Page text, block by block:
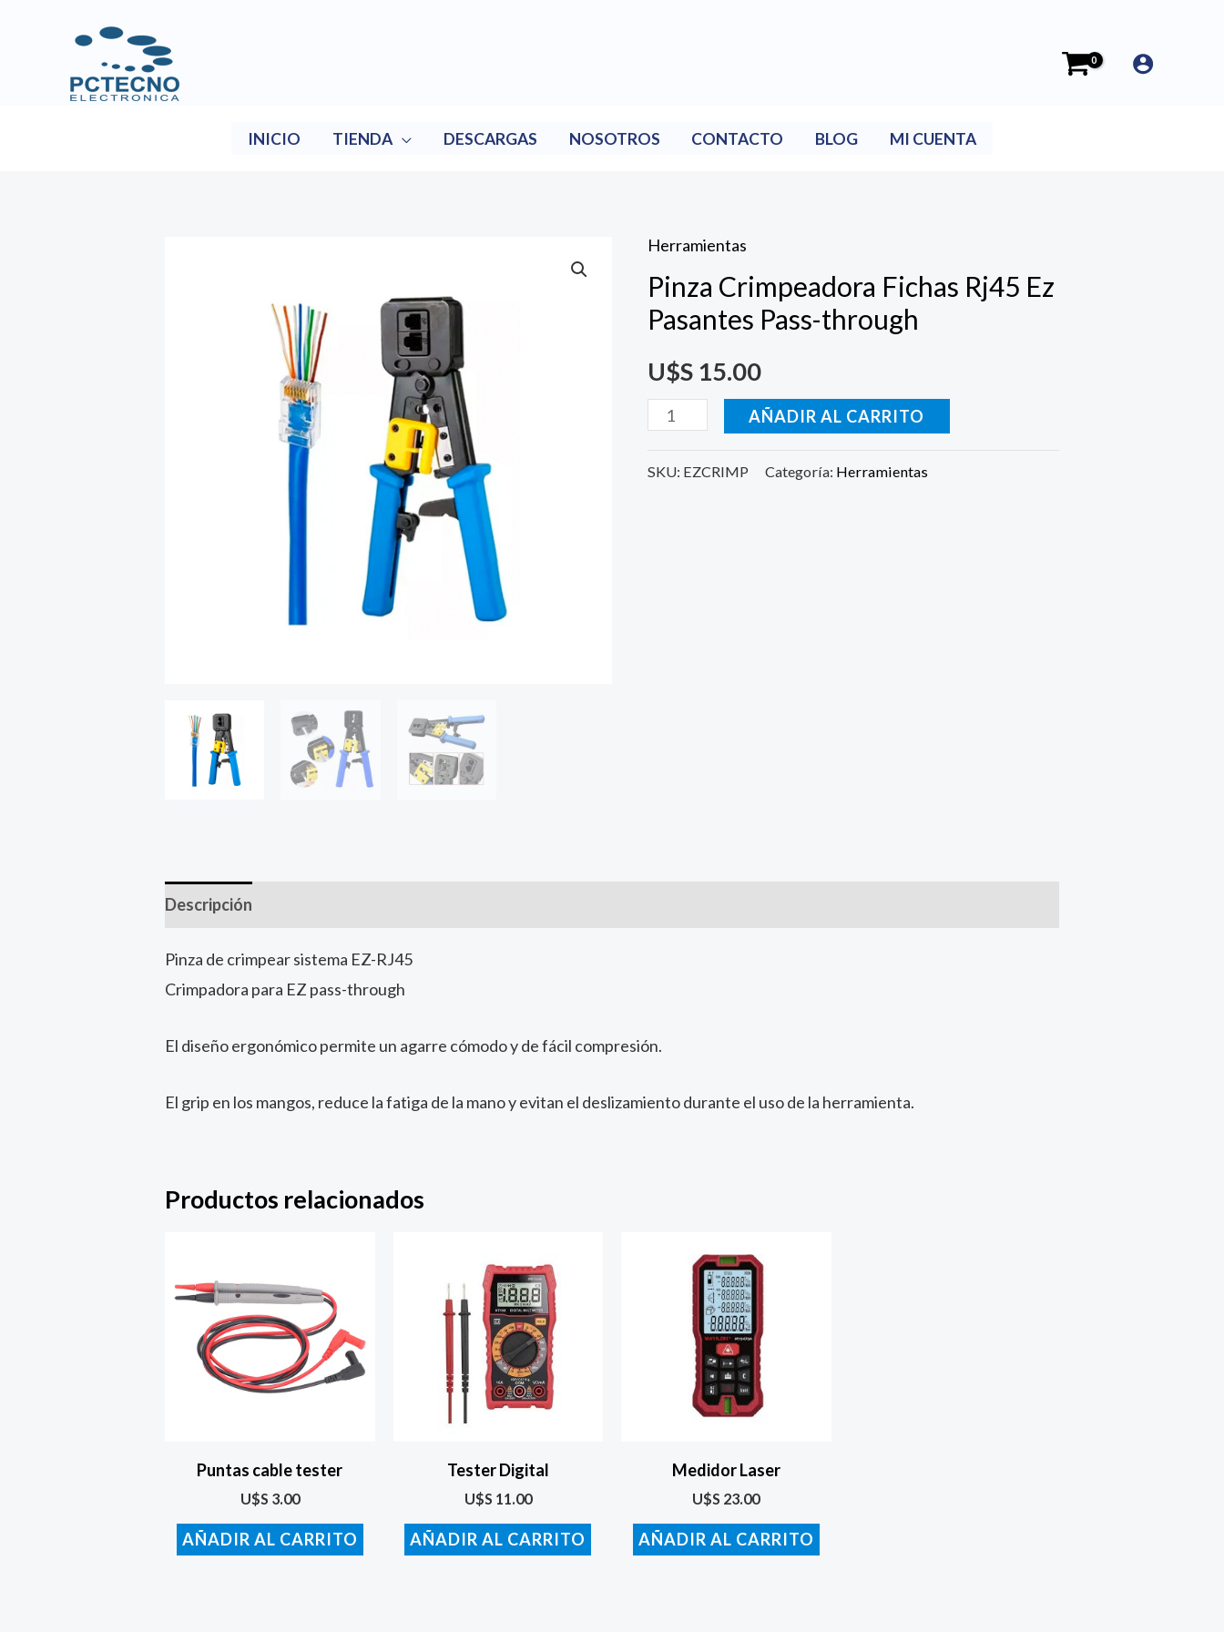
contenido
INICIO TIENDA DESCARGAS NOSOTROS CONTACTO BLOG MI CUENTA
Herramientas
Pinza Crimpeadora Fichas Rj45 Ez
Pasantes Pass-through
U$S 15.00
Pinza
Crimpeadora
Fichas
Ez
Pasantes
Pass-
AÑADIR AL CARRITO
SKU: EZCRIMP Categoría: Herramientas
Descripción
Pinza de crimpear sistema EZ-RJ45
Crimpadora para EZ pass-through
El diseño ergonómico permite un agarre cómodo y de fácil compresión.
El grip en los mangos, reduce la fatiga de la mano y evitan el deslizamiento durante el uso de la herramienta.
Productos relacionados
Puntas cable tester
U$S 3.00
AÑADIR AL CARRITO
Tester Digital
U$S 11.00
AÑADIR AL CARRITO
Medidor Laser
U$S 23.00
AÑADIR AL CARRITO